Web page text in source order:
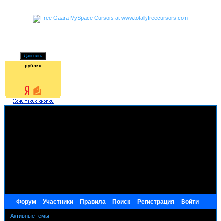
рублик
Форум Участники Правила Поиск Регистрация Войти
Активные темы